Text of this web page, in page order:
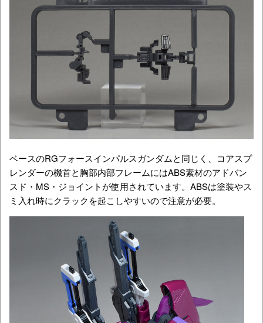
ベースのRGフォースインパルスガンダムと同じく、コアスプ
レンダーの機首と胸部内部フレームにはABS素材のアドバン
スド・MS・ジョイントが使用されています。ABSは塗装やス
ミ入れ時にクラックを起こしやすいので注意が必要。